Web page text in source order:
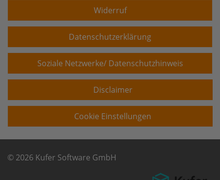
Widerruf
Datenschutzerklärung
Soziale Netzwerke/ Datenschutzhinweis
Disclaimer
Cookie Einstellungen
© 2026 Kufer Software GmbH